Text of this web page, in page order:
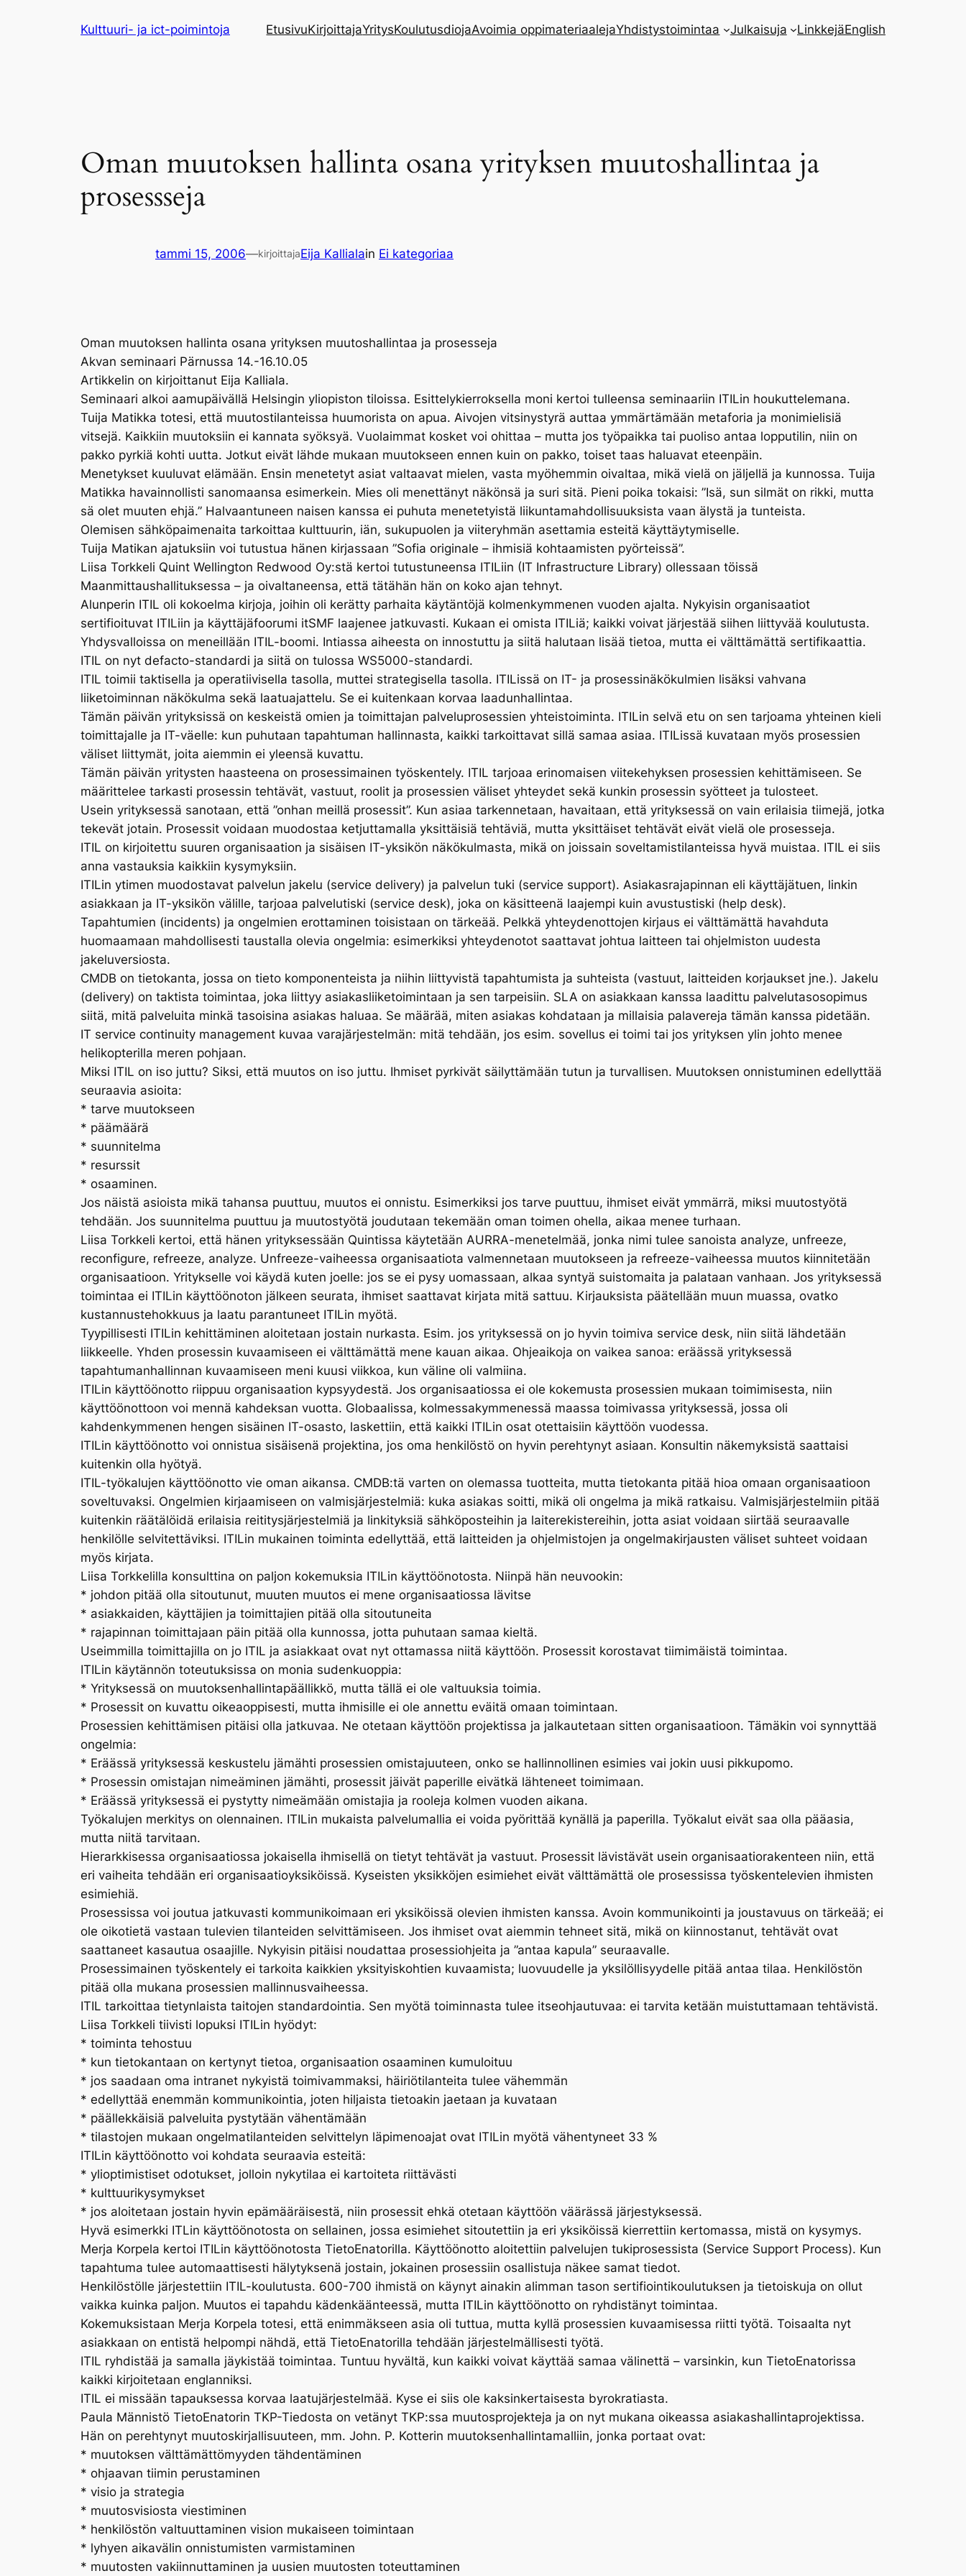
Kulttuuri- ja ict-poimintoja EtusivuKirjoittajaYritysKoulutusdiojaAvoimia oppimateriaalejaYhdistystoimintaa Julkaisuja LinkkejäEnglish
Oman muutoksen hallinta osana yrityksen muutoshallintaa ja
prosessseja
tammi 15, 2006—kirjoittajaEija Kallialain Ei kategoriaa
Oman muutoksen hallinta osana yrityksen muutoshallintaa ja prosesseja
Akvan seminaari Pärnussa 14.-16.10.05
Artikkelin on kirjoittanut Eija Kalliala.
Seminaari alkoi aamupäivällä Helsingin yliopiston tiloissa. Esittelykierroksella moni kertoi tulleensa seminaariin ITILin houkuttelemana.
Tuija Matikka totesi, että muutostilanteissa huumorista on apua. Aivojen vitsinystyrä auttaa ymmärtämään metaforia ja monimielisiä
vitsejä. Kaikkiin muutoksiin ei kannata syöksyä. Vuolaimmat kosket voi ohittaa – mutta jos työpaikka tai puoliso antaa lopputilin, niin on
pakko pyrkiä kohti uutta. Jotkut eivät lähde mukaan muutokseen ennen kuin on pakko, toiset taas haluavat eteenpäin.
Menetykset kuuluvat elämään. Ensin menetetyt asiat valtaavat mielen, vasta myöhemmin oivaltaa, mikä vielä on jäljellä ja kunnossa. Tuija
Matikka havainnollisti sanomaansa esimerkein. Mies oli menettänyt näkönsä ja suri sitä. Pieni poika tokaisi: ”Isä, sun silmät on rikki, mutta
sä olet muuten ehjä.” Halvaantuneen naisen kanssa ei puhuta menetetyistä liikuntamahdollisuuksista vaan älystä ja tunteista.
Olemisen sähköpaimenaita tarkoittaa kulttuurin, iän, sukupuolen ja viiteryhmän asettamia esteitä käyttäytymiselle.
Tuija Matikan ajatuksiin voi tutustua hänen kirjassaan ”Sofia originale – ihmisiä kohtaamisten pyörteissä”.
Liisa Torkkeli Quint Wellington Redwood Oy:stä kertoi tutustuneensa ITILiin (IT Infrastructure Library) ollessaan töissä
Maanmittaushallituksessa – ja oivaltaneensa, että tätähän hän on koko ajan tehnyt.
Alunperin ITIL oli kokoelma kirjoja, joihin oli kerätty parhaita käytäntöjä kolmenkymmenen vuoden ajalta. Nykyisin organisaatiot
sertifioituvat ITILiin ja käyttäjäfoorumi itSMF laajenee jatkuvasti. Kukaan ei omista ITILiä; kaikki voivat järjestää siihen liittyvää koulutusta.
Yhdysvalloissa on meneillään ITIL-boomi. Intiassa aiheesta on innostuttu ja siitä halutaan lisää tietoa, mutta ei välttämättä sertifikaattia.
ITIL on nyt defacto-standardi ja siitä on tulossa WS5000-standardi.
ITIL toimii taktisella ja operatiivisella tasolla, muttei strategisella tasolla. ITILissä on IT- ja prosessinäkökulmien lisäksi vahvana
liiketoiminnan näkökulma sekä laatuajattelu. Se ei kuitenkaan korvaa laadunhallintaa.
Tämän päivän yrityksissä on keskeistä omien ja toimittajan palveluprosessien yhteistoiminta. ITILin selvä etu on sen tarjoama yhteinen kieli
toimittajalle ja IT-väelle: kun puhutaan tapahtuman hallinnasta, kaikki tarkoittavat sillä samaa asiaa. ITILissä kuvataan myös prosessien
väliset liittymät, joita aiemmin ei yleensä kuvattu.
Tämän päivän yritysten haasteena on prosessimainen työskentely. ITIL tarjoaa erinomaisen viitekehyksen prosessien kehittämiseen. Se
määrittelee tarkasti prosessin tehtävät, vastuut, roolit ja prosessien väliset yhteydet sekä kunkin prosessin syötteet ja tulosteet.
Usein yrityksessä sanotaan, että ”onhan meillä prosessit”. Kun asiaa tarkennetaan, havaitaan, että yrityksessä on vain erilaisia tiimejä, jotka
tekevät jotain. Prosessit voidaan muodostaa ketjuttamalla yksittäisiä tehtäviä, mutta yksittäiset tehtävät eivät vielä ole prosesseja.
ITIL on kirjoitettu suuren organisaation ja sisäisen IT-yksikön näkökulmasta, mikä on joissain soveltamistilanteissa hyvä muistaa. ITIL ei siis
anna vastauksia kaikkiin kysymyksiin.
ITILin ytimen muodostavat palvelun jakelu (service delivery) ja palvelun tuki (service support). Asiakasrajapinnan eli käyttäjätuen, linkin
asiakkaan ja IT-yksikön välille, tarjoaa palvelutiski (service desk), joka on käsitteenä laajempi kuin avustustiski (help desk).
Tapahtumien (incidents) ja ongelmien erottaminen toisistaan on tärkeää. Pelkkä yhteydenottojen kirjaus ei välttämättä havahduta
huomaamaan mahdollisesti taustalla olevia ongelmia: esimerkiksi yhteydenotot saattavat johtua laitteen tai ohjelmiston uudesta
jakeluversiosta.
CMDB on tietokanta, jossa on tieto komponenteista ja niihin liittyvistä tapahtumista ja suhteista (vastuut, laitteiden korjaukset jne.). Jakelu
(delivery) on taktista toimintaa, joka liittyy asiakasliiketoimintaan ja sen tarpeisiin. SLA on asiakkaan kanssa laadittu palvelutasosopimus
siitä, mitä palveluita minkä tasoisina asiakas haluaa. Se määrää, miten asiakas kohdataan ja millaisia palavereja tämän kanssa pidetään.
IT service continuity management kuvaa varajärjestelmän: mitä tehdään, jos esim. sovellus ei toimi tai jos yrityksen ylin johto menee
helikopterilla meren pohjaan.
Miksi ITIL on iso juttu? Siksi, että muutos on iso juttu. Ihmiset pyrkivät säilyttämään tutun ja turvallisen. Muutoksen onnistuminen edellyttää
seuraavia asioita:
* tarve muutokseen
* päämäärä
* suunnitelma
* resurssit
* osaaminen.
Jos näistä asioista mikä tahansa puuttuu, muutos ei onnistu. Esimerkiksi jos tarve puuttuu, ihmiset eivät ymmärrä, miksi muutostyötä
tehdään. Jos suunnitelma puuttuu ja muutostyötä joudutaan tekemään oman toimen ohella, aikaa menee turhaan.
Liisa Torkkeli kertoi, että hänen yrityksessään Quintissa käytetään AURRA-menetelmää, jonka nimi tulee sanoista analyze, unfreeze,
reconfigure, refreeze, analyze. Unfreeze-vaiheessa organisaatiota valmennetaan muutokseen ja refreeze-vaiheessa muutos kiinnitetään
organisaatioon. Yritykselle voi käydä kuten joelle: jos se ei pysy uomassaan, alkaa syntyä suistomaita ja palataan vanhaan. Jos yrityksessä
toimintaa ei ITILin käyttöönoton jälkeen seurata, ihmiset saattavat kirjata mitä sattuu. Kirjauksista päätellään muun muassa, ovatko
kustannustehokkuus ja laatu parantuneet ITILin myötä.
Tyypillisesti ITILin kehittäminen aloitetaan jostain nurkasta. Esim. jos yrityksessä on jo hyvin toimiva service desk, niin siitä lähdetään
liikkeelle. Yhden prosessin kuvaamiseen ei välttämättä mene kauan aikaa. Ohjeaikoja on vaikea sanoa: eräässä yrityksessä
tapahtumanhallinnan kuvaamiseen meni kuusi viikkoa, kun väline oli valmiina.
ITILin käyttöönotto riippuu organisaation kypsyydestä. Jos organisaatiossa ei ole kokemusta prosessien mukaan toimimisesta, niin
käyttöönottoon voi mennä kahdeksan vuotta. Globaalissa, kolmessakymmenessä maassa toimivassa yrityksessä, jossa oli
kahdenkymmenen hengen sisäinen IT-osasto, laskettiin, että kaikki ITILin osat otettaisiin käyttöön vuodessa.
ITILin käyttöönotto voi onnistua sisäisenä projektina, jos oma henkilöstö on hyvin perehtynyt asiaan. Konsultin näkemyksistä saattaisi
kuitenkin olla hyötyä.
ITIL-työkalujen käyttöönotto vie oman aikansa. CMDB:tä varten on olemassa tuotteita, mutta tietokanta pitää hioa omaan organisaatioon
soveltuvaksi. Ongelmien kirjaamiseen on valmisjärjestelmiä: kuka asiakas soitti, mikä oli ongelma ja mikä ratkaisu. Valmisjärjestelmiin pitää
kuitenkin räätälöidä erilaisia reititysjärjestelmiä ja linkityksiä sähköposteihin ja laiterekistereihin, jotta asiat voidaan siirtää seuraavalle
henkilölle selvitettäviksi. ITILin mukainen toiminta edellyttää, että laitteiden ja ohjelmistojen ja ongelmakirjausten väliset suhteet voidaan
myös kirjata.
Liisa Torkkelilla konsulttina on paljon kokemuksia ITILin käyttöönotosta. Niinpä hän neuvookin:
* johdon pitää olla sitoutunut, muuten muutos ei mene organisaatiossa lävitse
* asiakkaiden, käyttäjien ja toimittajien pitää olla sitoutuneita
* rajapinnan toimittajaan päin pitää olla kunnossa, jotta puhutaan samaa kieltä.
Useimmilla toimittajilla on jo ITIL ja asiakkaat ovat nyt ottamassa niitä käyttöön. Prosessit korostavat tiimimäistä toimintaa.
ITILin käytännön toteutuksissa on monia sudenkuoppia:
* Yrityksessä on muutoksenhallintapäällikkö, mutta tällä ei ole valtuuksia toimia.
* Prosessit on kuvattu oikeaoppisesti, mutta ihmisille ei ole annettu eväitä omaan toimintaan.
Prosessien kehittämisen pitäisi olla jatkuvaa. Ne otetaan käyttöön projektissa ja jalkautetaan sitten organisaatioon. Tämäkin voi synnyttää
ongelmia:
* Eräässä yrityksessä keskustelu jämähti prosessien omistajuuteen, onko se hallinnollinen esimies vai jokin uusi pikkupomo.
* Prosessin omistajan nimeäminen jämähti, prosessit jäivät paperille eivätkä lähteneet toimimaan.
* Eräässä yrityksessä ei pystytty nimeämään omistajia ja rooleja kolmen vuoden aikana.
Työkalujen merkitys on olennainen. ITILin mukaista palvelumallia ei voida pyörittää kynällä ja paperilla. Työkalut eivät saa olla pääasia,
mutta niitä tarvitaan.
Hierarkkisessa organisaatiossa jokaisella ihmisellä on tietyt tehtävät ja vastuut. Prosessit lävistävät usein organisaatiorakenteen niin, että
eri vaiheita tehdään eri organisaatioyksiköissä. Kyseisten yksikköjen esimiehet eivät välttämättä ole prosessissa työskentelevien ihmisten
esimiehiä.
Prosessissa voi joutua jatkuvasti kommunikoimaan eri yksiköissä olevien ihmisten kanssa. Avoin kommunikointi ja joustavuus on tärkeää; ei
ole oikotietä vastaan tulevien tilanteiden selvittämiseen. Jos ihmiset ovat aiemmin tehneet sitä, mikä on kiinnostanut, tehtävät ovat
saattaneet kasautua osaajille. Nykyisin pitäisi noudattaa prosessiohjeita ja ”antaa kapula” seuraavalle.
Prosessimainen työskentely ei tarkoita kaikkien yksityiskohtien kuvaamista; luovuudelle ja yksilöllisyydelle pitää antaa tilaa. Henkilöstön
pitää olla mukana prosessien mallinnusvaiheessa.
ITIL tarkoittaa tietynlaista taitojen standardointia. Sen myötä toiminnasta tulee itseohjautuvaa: ei tarvita ketään muistuttamaan tehtävistä.
Liisa Torkkeli tiivisti lopuksi ITILin hyödyt:
* toiminta tehostuu
* kun tietokantaan on kertynyt tietoa, organisaation osaaminen kumuloituu
* jos saadaan oma intranet nykyistä toimivammaksi, häiriötilanteita tulee vähemmän
* edellyttää enemmän kommunikointia, joten hiljaista tietoakin jaetaan ja kuvataan
* päällekkäisiä palveluita pystytään vähentämään
* tilastojen mukaan ongelmatilanteiden selvittelyn läpimenoajat ovat ITILin myötä vähentyneet 33 %
ITILin käyttöönotto voi kohdata seuraavia esteitä:
* ylioptimistiset odotukset, jolloin nykytilaa ei kartoiteta riittävästi
* kulttuurikysymykset
* jos aloitetaan jostain hyvin epämääräisestä, niin prosessit ehkä otetaan käyttöön väärässä järjestyksessä.
Hyvä esimerkki ITLin käyttöönotosta on sellainen, jossa esimiehet sitoutettiin ja eri yksiköissä kierrettiin kertomassa, mistä on kysymys.
Merja Korpela kertoi ITILin käyttöönotosta TietoEnatorilla. Käyttöönotto aloitettiin palvelujen tukiprosessista (Service Support Process). Kun
tapahtuma tulee automaattisesti hälytyksenä jostain, jokainen prosessiin osallistuja näkee samat tiedot.
Henkilöstölle järjestettiin ITIL-koulutusta. 600-700 ihmistä on käynyt ainakin alimman tason sertifiointikoulutuksen ja tietoiskuja on ollut
vaikka kuinka paljon. Muutos ei tapahdu kädenkäänteessä, mutta ITILin käyttöönotto on ryhdistänyt toimintaa.
Kokemuksistaan Merja Korpela totesi, että enimmäkseen asia oli tuttua, mutta kyllä prosessien kuvaamisessa riitti työtä. Toisaalta nyt
asiakkaan on entistä helpompi nähdä, että TietoEnatorilla tehdään järjestelmällisesti työtä.
ITIL ryhdistää ja samalla jäykistää toimintaa. Tuntuu hyvältä, kun kaikki voivat käyttää samaa välinettä – varsinkin, kun TietoEnatorissa
kaikki kirjoitetaan englanniksi.
ITIL ei missään tapauksessa korvaa laatujärjestelmää. Kyse ei siis ole kaksinkertaisesta byrokratiasta.
Paula Männistö TietoEnatorin TKP-Tiedosta on vetänyt TKP:ssa muutosprojekteja ja on nyt mukana oikeassa asiakashallintaprojektissa.
Hän on perehtynyt muutoskirjallisuuteen, mm. John. P. Kotterin muutoksenhallintamalliin, jonka portaat ovat:
* muutoksen välttämättömyyden tähdentäminen
* ohjaavan tiimin perustaminen
* visio ja strategia
* muutosvisiosta viestiminen
* henkilöstön valtuuttaminen vision mukaiseen toimintaan
* lyhyen aikavälin onnistumisten varmistaminen
* muutosten vakiinnuttaminen ja uusien muutosten toteuttaminen